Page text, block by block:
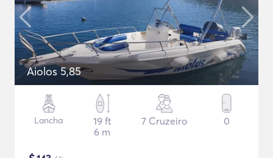
Aiolos 5,85
Lancha
19 ft
6 m
7 Cruzeiro 0